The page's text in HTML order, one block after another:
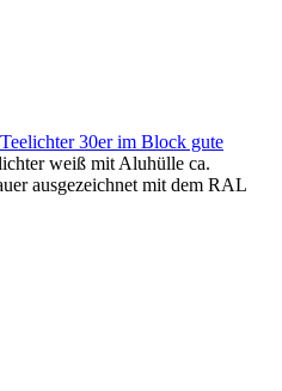
Teelichter 30er im Block gute
weiß mit Aluhülle ca.
ausgezeichnet mit dem RAL